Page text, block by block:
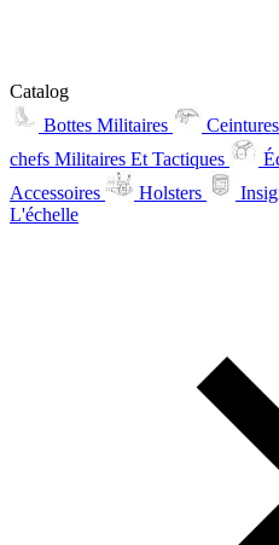
Catalog
Bottes Militaires
chefs Militaires Et Tactiques
Accessoires
Holsters
L'échelle